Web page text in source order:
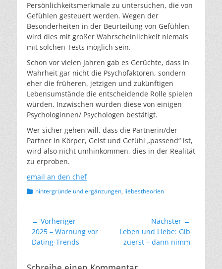
Persönlichkeitsmerkmale zu untersuchen, die von
Gefühlen gesteuert werden. Wegen der
Besonderheiten in der Beurteilung von Gefühlen
wird dies mit großer Wahrscheinlichkeit niemals
mit solchen Tests möglich sein.
Schon vor vielen Jahren gab es Gerüchte, dass in
Wahrheit gar nicht die Psychofaktoren, sondern
eher die früheren, jetzigen und zukünftigen
Lebensumstände die entscheidende Rolle spielen
würden. Inzwischen wurden diese von einigen
Psychologinnen/ Psychologen bestätigt.
Wer sicher gehen will, dass die Partnerin/der
Partner in Körper, Geist und Gefühl „passend“ ist,
wird also nicht umhinkommen, dies in der Realität
zu erproben.
email an den chef
Kategorien
hintergründe und ergänzungen, liebestheorien
Beitragsnavigation
← Vorheriger
Vorheriger
Beitrag:
2025 – Warnung vor
Dating-Trends
Nächster →
Nächster
Beitrag:
Leben und Liebe: Gib
zuerst – dann nimm